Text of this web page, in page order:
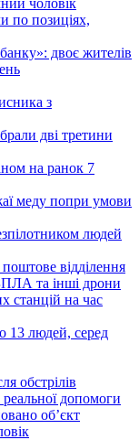
чоловік
по позиціях,
двоє жителів
з
дві третини
на ранок 7
меду попри умови
людей
відділення
та інші дрони
станцій на час
13 людей, серед
обстрілів
допомоги
об’єкт